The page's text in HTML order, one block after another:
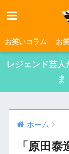
お笑いコラム お
レジェンド芸
ま
ホーム
「原田